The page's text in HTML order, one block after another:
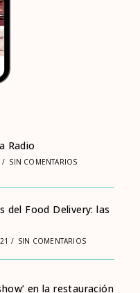
Radio
/ SIN COMENTARIOS
del Food Delivery: las
/ SIN COMENTARIOS
en la restauración